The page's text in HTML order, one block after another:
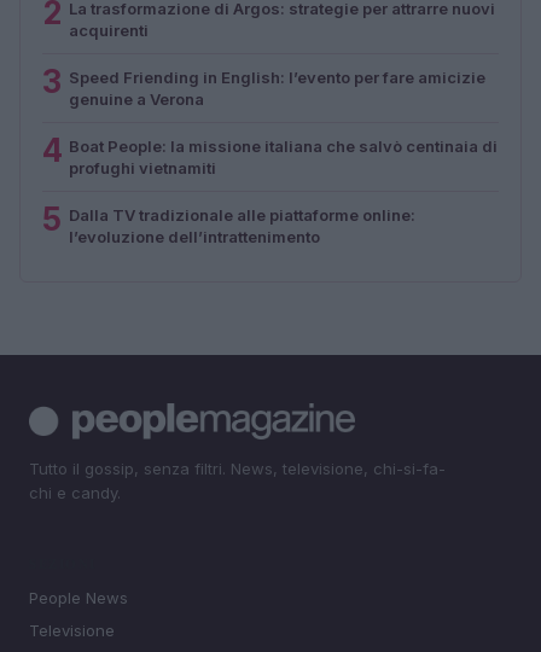
2 La trasformazione di Argos: strategie per attrarre nuovi
acquirenti
3 Speed Friending in English: l’evento per fare amicizie
genuine a Verona
4 Boat People: la missione italiana che salvò centinaia di
profughi vietnamiti
5 Dalla TV tradizionale alle piattaforme online:
l’evoluzione dell’intrattenimento
Tutto il gossip, senza filtri. News, televisione, chi-si-fa-
chi e candy.
People News
Televisione